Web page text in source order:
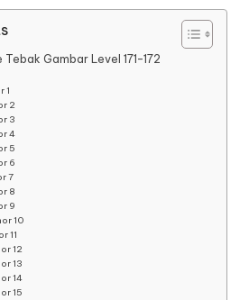
Gambar Level 171-172
1
2
3
4
5
6
7
8
9
10
11
12
13
14
15